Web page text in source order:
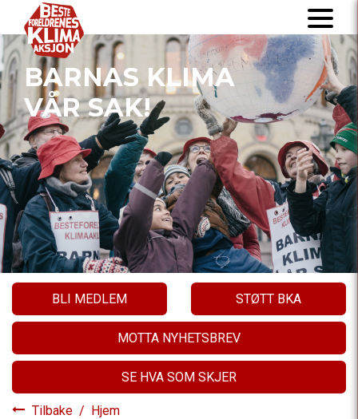
BARNAS KLIMA
VÅR SAK!
BLI MEDLEM STØTT BKA
MOTTA NYHETSBREV
SE HVA SOM SKJER
Tilbake / Hjem